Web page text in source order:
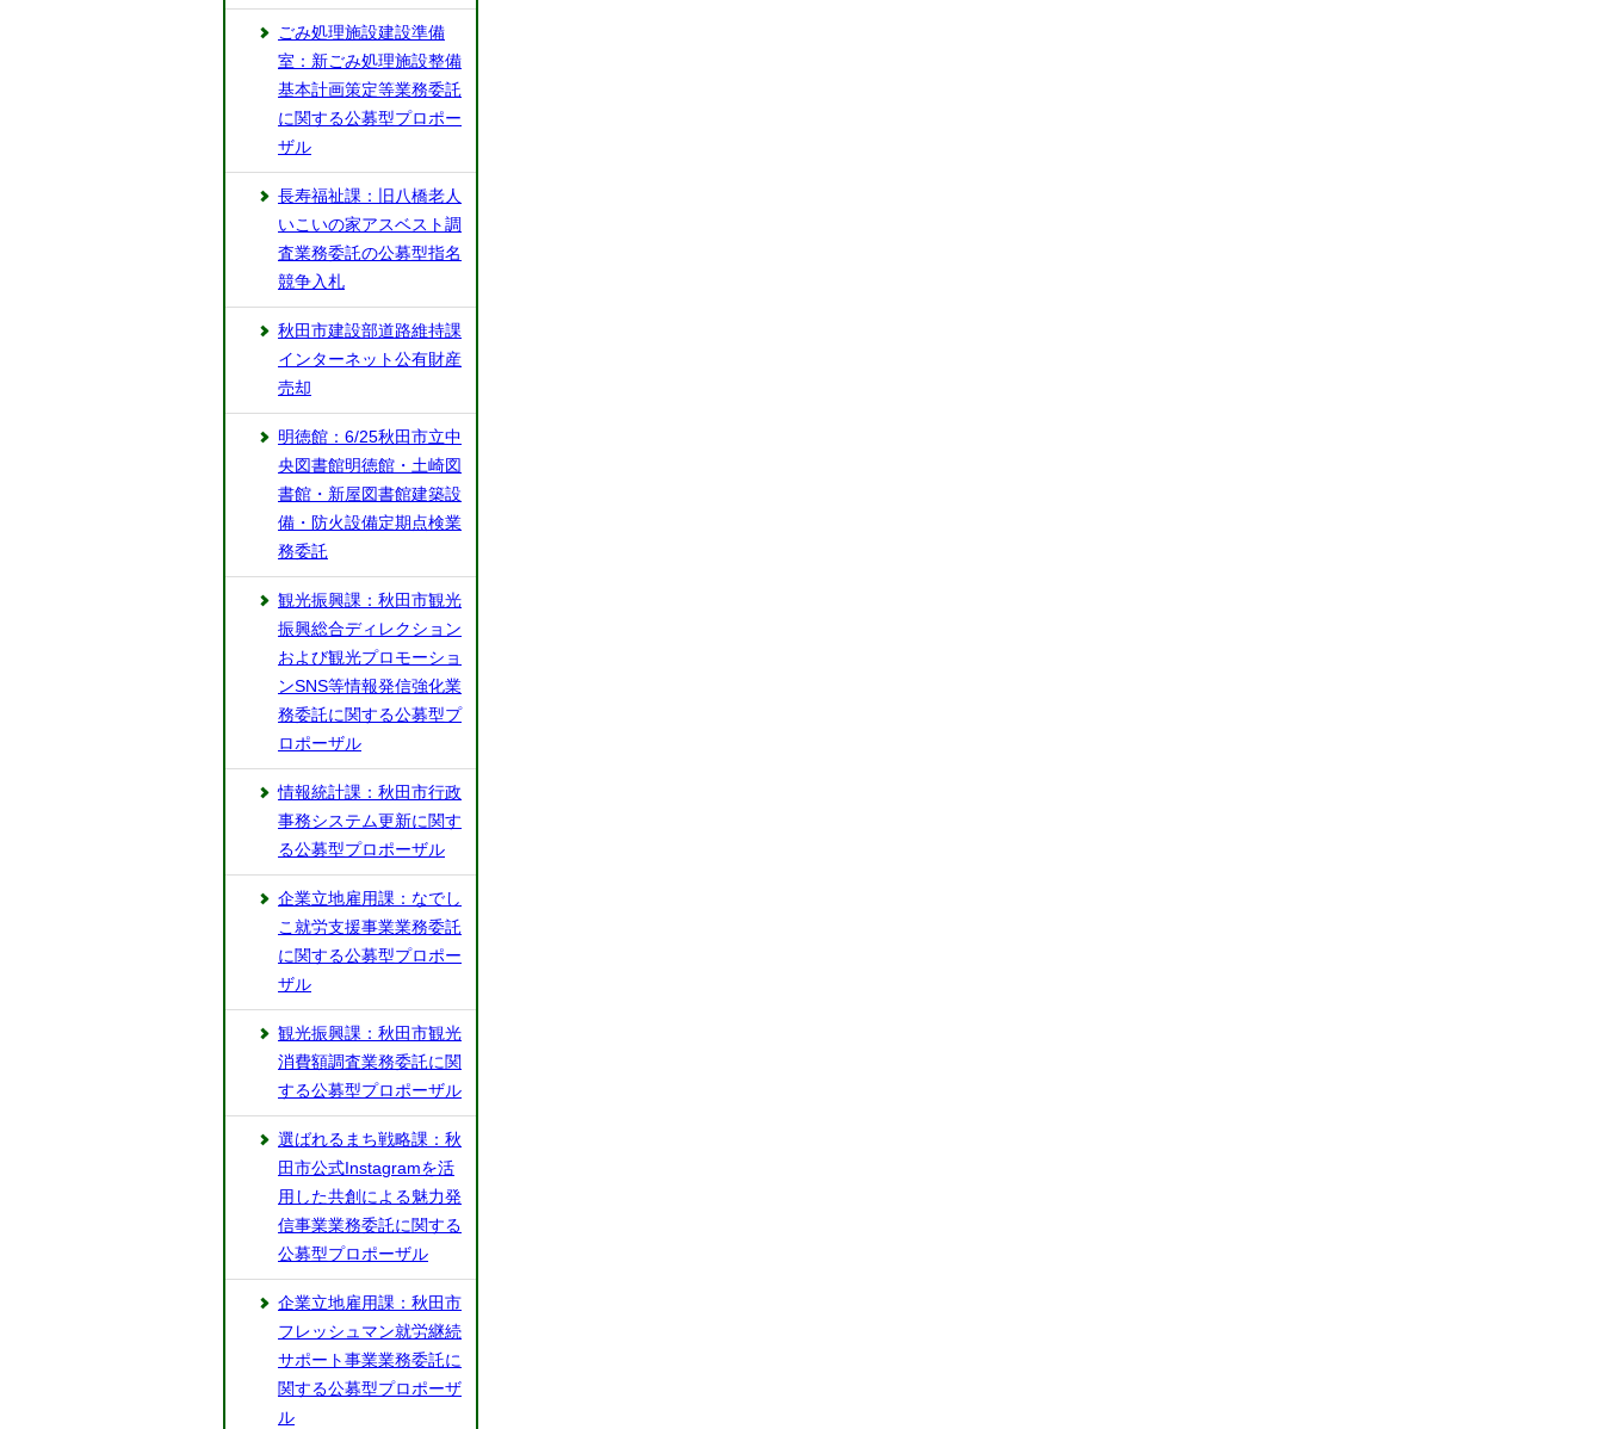
ごみ処理施設建設準備
室：新ごみ処理施設整備
基本計画策定等業務委託
に関する公募型プロポー
ザル
長寿福祉課：旧八橋老人
いこいの家アスベスト調
査業務委託の公募型指名
競争入札
秋田市建設部道路維持課
インターネット公有財産
売却
明徳館：6/25秋田市立中
央図書館明徳館・土崎図
書館・新屋図書館建築設
備・防火設備定期点検業
務委託
観光振興課：秋田市観光
振興総合ディレクション
および観光プロモーショ
ンSNS等情報発信強化業
務委託に関する公募型プ
ロポーザル
情報統計課：秋田市行政
事務システム更新に関す
る公募型プロポーザル
企業立地雇用課：なでし
こ就労支援事業業務委託
に関する公募型プロポー
ザル
観光振興課：秋田市観光
消費額調査業務委託に関
する公募型プロポーザル
選ばれるまち戦略課：秋
田市公式Instagramを活
用した共創による魅力発
信事業業務委託に関する
公募型プロポーザル
企業立地雇用課：秋田市
フレッシュマン就労継続
サポート事業業務委託に
関する公募型プロポーザ
ル